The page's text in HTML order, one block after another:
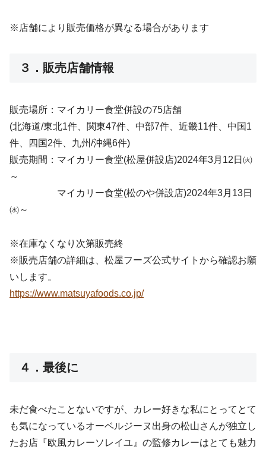
※店舗により販売価格が異なる場合があります
３．販売店舗情報
販売場所：マイカリー食堂併設の75店舗
(北海道/東北1件、関東47件、中部7件、近畿11件、中国1
件、四国2件、九州/沖縄6件)
販売期間：マイカリー食堂(松屋併設店)2024年3月12日㈫
～
マイカリー食堂(松のや併設店)2024年3月13日
㈬～
※在庫なくなり次第販売終
※販売店舗の詳細は、松屋フーズ公式サイトから確認お願
いします。
https://www.matsuyafoods.co.jp/
４．最後に
未だ食べたことないですが、カレー好きな私にとってとて
も気になっているオーベルジーヌ出身の松山さんが独立し
たお店『欧風カレーソレイユ』の監修カレーはとても魅力